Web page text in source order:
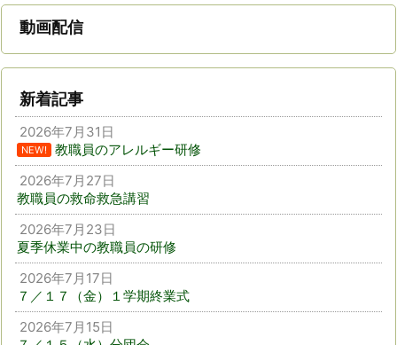
動画配信
新着記事
2026年7月31日
NEW!
教職員のアレルギー研修
2026年7月27日
教職員の救命救急講習
2026年7月23日
夏季休業中の教職員の研修
2026年7月17日
７／１７（金）１学期終業式
2026年7月15日